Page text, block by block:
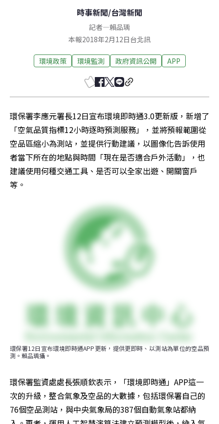
時事新聞/台灣新聞
記者—賴品瑀
本報2018年2月12日台北訊
環境政策 環境監測 政府資訊公開 APP
環保署李應元署長12日宣布環境即時通3.0更新版，新增了
「空氣品質指標12小時逐時預測服務」，並將預報範圍從
空品區縮小為測站，並提供行動建議，以圖像化告訴使用
者當下所在的地點與時間「現在是否適合戶外活動」，也
建議使用何種交通工具、是否可以全家出遊、開關窗戶
等。
環保署12日宣布環境即時通APP更新，提供更即時、以測站為單位的空品預
測。賴品瑀攝。
環保署監資處處長張順欽表示，「環境即時通」APP這一
次的升級，整合氣象及空品的大數據，包括環保署自己的
76個空品測站，與中央氣象局的387個自動氣象站都納